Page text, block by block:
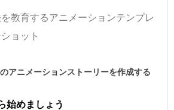
教育するアニメーションテンプレ
ョット
アニメーションストーリーを作成する
始めましょう